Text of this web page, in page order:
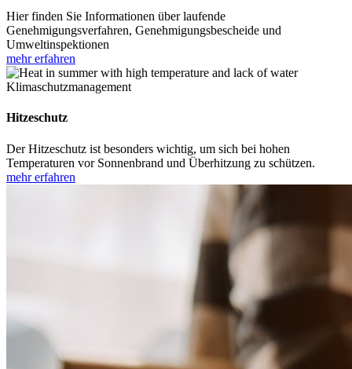
Hier finden Sie Informationen über laufende
Genehmigungsverfahren, Genehmigungsbescheide und
Umweltinspektionen
mehr erfahren
Klimaschutzmanagement
Hitzeschutz
Der Hitzeschutz ist besonders wichtig, um sich bei hohen
Temperaturen vor Sonnenbrand und Überhitzung zu schützen.
mehr erfahren